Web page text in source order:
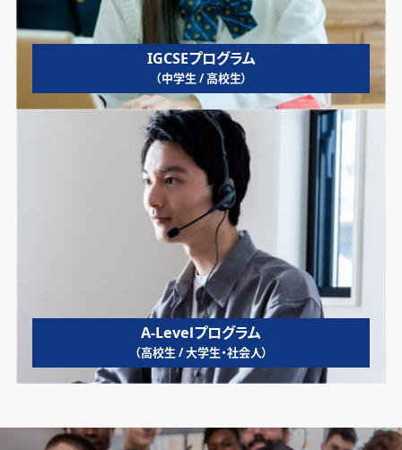
IGCSEプログラム
（中学生 / 高校生）
A-Levelプログラム
（高校生 / 大学生・社会人）